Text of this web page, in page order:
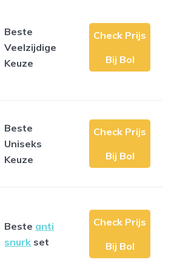
Beste
Veelzijdige
Keuze
Check Prijs
Bij Bol
Beste
Uniseks
Keuze
Check Prijs
Bij Bol
Beste anti
snurk set
Check Prijs
Bij Bol